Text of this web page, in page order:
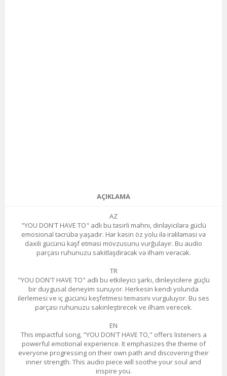
AÇIKLAMA
AZ
"YOU DON'T HAVE TO" adlı bu təsirli mahnı, dinləyicilərə güclü
emosional təcrübə yaşadır. Hər kəsin öz yolu ilə irəliləməsi və
daxili gücünü kəşf etməsi mövzusunu vurğulayır. Bu audio
parçası ruhunuzu sakitləşdirəcək və ilham verəcək.
TR
"YOU DON'T HAVE TO" adlı bu etkileyici şarkı, dinleyicilere güçlü
bir duygusal deneyim sunuyor. Herkesin kendi yolunda
ilerlemesi ve iç gücünü keşfetmesi temasını vurguluyor. Bu ses
parçası ruhunuzu sakinleştirecek ve ilham verecek.
EN
This impactful song, "YOU DON'T HAVE TO," offers listeners a
powerful emotional experience. It emphasizes the theme of
everyone progressing on their own path and discovering their
inner strength. This audio piece will soothe your soul and
inspire you.